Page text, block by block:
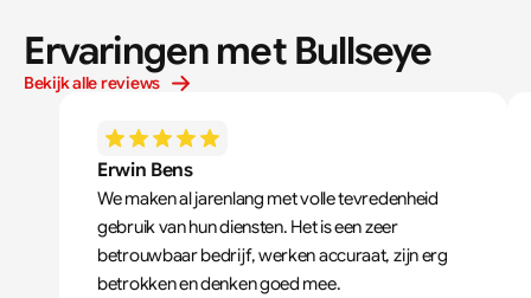
Ervaringen met Bullseye
Bekijk alle reviews
Erwin Bens
We maken al jarenlang met volle tevredenheid
gebruik van hun diensten. Het is een zeer
betrouwbaar bedrijf, werken accuraat, zijn erg
betrokken en denken goed mee.